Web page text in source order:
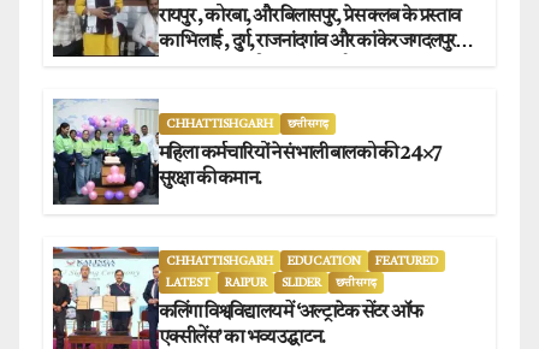
रायपुर , कोरबा, और बिलासपुर, प्रेस क्लब के प्रस्ताव
का भिलाई , दुर्ग, राजनांदगांव और कांकेर जगदलपुर
CHHATTISHGARH छत्तीसगढ़
महिला कर्मचारियों ने संभाली बालको की 24×7
सुरक्षा की कमान.
CHHATTISHGARH EDUCATION
FEATURED
LATEST
RAIPUR SLIDER छत्तीसगढ़
कलिंगा विश्वविद्यालय में ‘अल्ट्राटेक सेंटर ऑफ
एक्सीलेंस’ का भव्य उद्घाटन.